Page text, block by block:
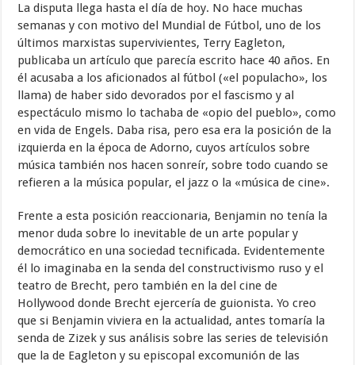
La disputa llega hasta el día de hoy. No hace muchas
semanas y con motivo del Mundial de Fútbol, uno de los
últimos marxistas supervivientes, Terry Eagleton,
publicaba un artículo que parecía escrito hace 40 años. En
él acusaba a los aficionados al fútbol («el populacho», los
llama) de haber sido devorados por el fascismo y al
espectáculo mismo lo tachaba de «opio del pueblo», como
en vida de Engels. Daba risa, pero esa era la posición de la
izquierda en la época de Adorno, cuyos artículos sobre
música también nos hacen sonreír, sobre todo cuando se
refieren a la música popular, el jazz o la «música de cine».
Frente a esta posición reaccionaria, Benjamin no tenía la
menor duda sobre lo inevitable de un arte popular y
democrático en una sociedad tecnificada. Evidentemente
él lo imaginaba en la senda del constructivismo ruso y el
teatro de Brecht, pero también en la del cine de
Hollywood donde Brecht ejercería de guionista. Yo creo
que si Benjamin viviera en la actualidad, antes tomaría la
senda de Zizek y sus análisis sobre las series de televisión
que la de Eagleton y su episcopal excomunión de las